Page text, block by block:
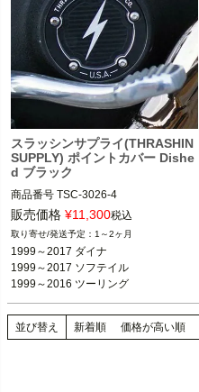
スラッシンサプライ(THRASHIN
SUPPLY) ポイントカバー Dishe
d ブラック
商品番号 TSC-3026-4
1999～2017 ダイナ
1999～2017 ソフテイル
1999～2016 ツーリング FLHX、FLH
T、FLTR、FLHR
Thrashin Supply（スラッシンサプラ
イ）
販売価格 ¥11,300税込
1～2ヶ月
1999～2017 ダイナ
1999～2017 ソフテイル
1999～2016 ツーリング
並び替え 新着順 価格が高い順